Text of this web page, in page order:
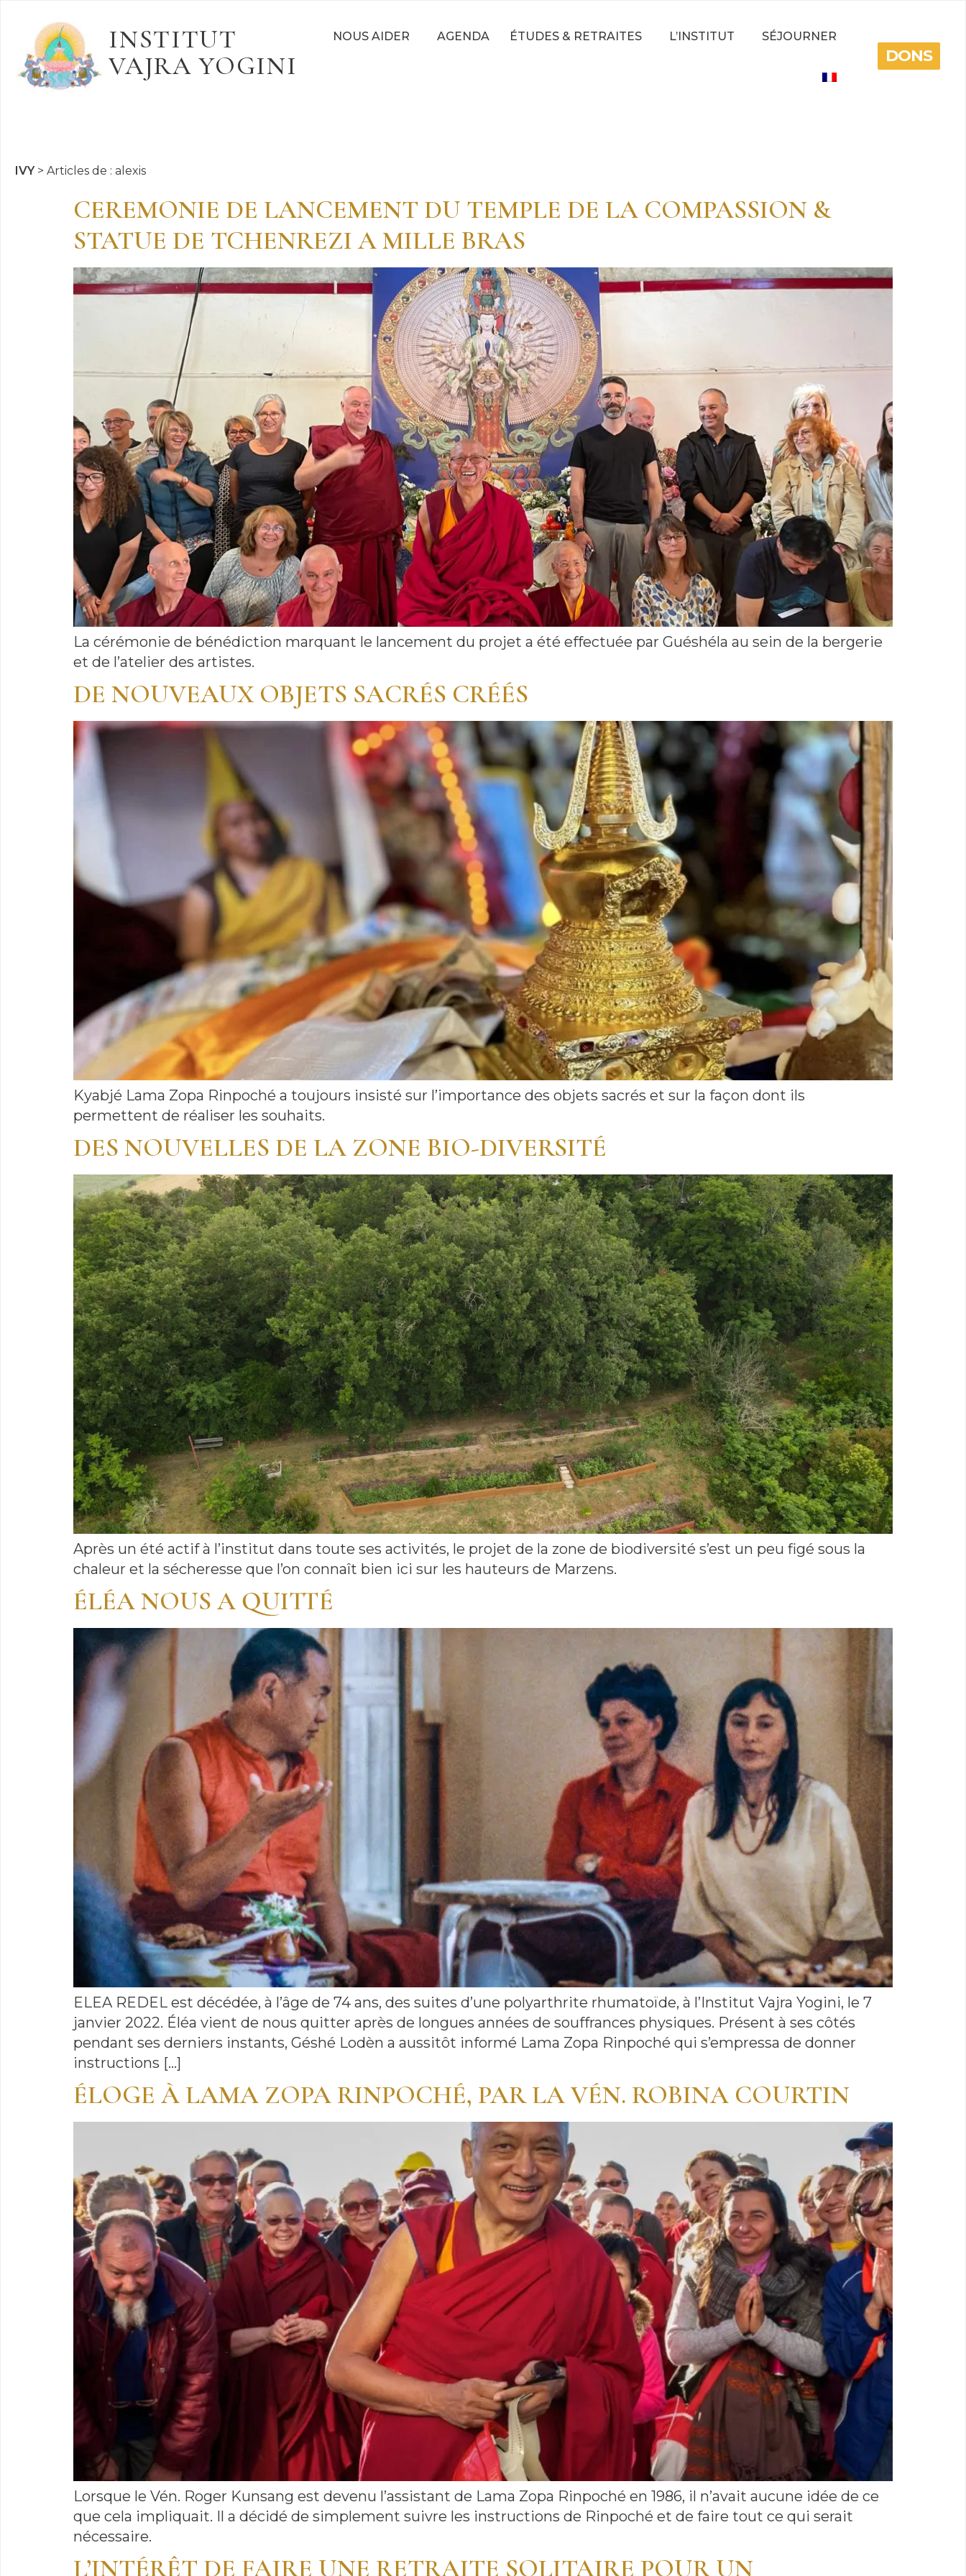
INSTITUT
VAJRA YOGINI
NOUS AIDER AGENDA ÉTUDES & RETRAITES L’INSTITUT SÉJOURNER
DONS
IVY> Articles de : alexis
CEREMONIE DE LANCEMENT DU TEMPLE DE LA COMPASSION &
STATUE DE TCHENREZI A MILLE BRAS
La cérémonie de bénédiction marquant le lancement du projet a été effectuée par Guéshéla au sein de la bergerie
et de l’atelier des artistes.
DE NOUVEAUX OBJETS SACRÉS CRÉÉS
Kyabjé Lama Zopa Rinpoché a toujours insisté sur l’importance des objets sacrés et sur la façon dont ils
permettent de réaliser les souhaits.
DES NOUVELLES DE LA ZONE BIO-DIVERSITÉ
Après un été actif à l’institut dans toute ses activités, le projet de la zone de biodiversité s’est un peu figé sous la
chaleur et la sécheresse que l’on connaît bien ici sur les hauteurs de Marzens.
ÉLÉA NOUS A QUITTÉ
ELEA REDEL est décédée, à l’âge de 74 ans, des suites d’une polyarthrite rhumatoïde, à l’Institut Vajra Yogini, le 7
janvier 2022. Éléa vient de nous quitter après de longues années de souffrances physiques. Présent à ses côtés
pendant ses derniers instants, Géshé Lodèn a aussitôt informé Lama Zopa Rinpoché qui s’empressa de donner
instructions […]
ÉLOGE À LAMA ZOPA RINPOCHÉ, PAR LA VÉN. ROBINA COURTIN
Lorsque le Vén. Roger Kunsang est devenu l’assistant de Lama Zopa Rinpoché en 1986, il n’avait aucune idée de ce
que cela impliquait. Il a décidé de simplement suivre les instructions de Rinpoché et de faire tout ce qui serait
nécessaire.
L’INTÉRÊT DE FAIRE UNE RETRAITE SOLITAIRE POUR UN